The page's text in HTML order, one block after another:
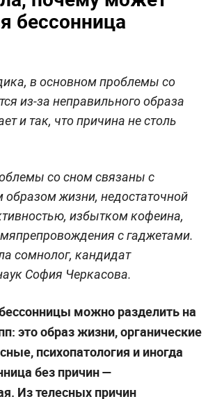
бессонница
в основном проблемы со
из-за неправильного образа
и так, что причина не столь
со сном связаны с
жизни, недостаточной
избытком кофеина,
с гаджетами.
сомнолог, кандидат
София Черкасова.
можно разделить на
это образ жизни, органические
психопатология и иногда
без причин —
Из телесных причин